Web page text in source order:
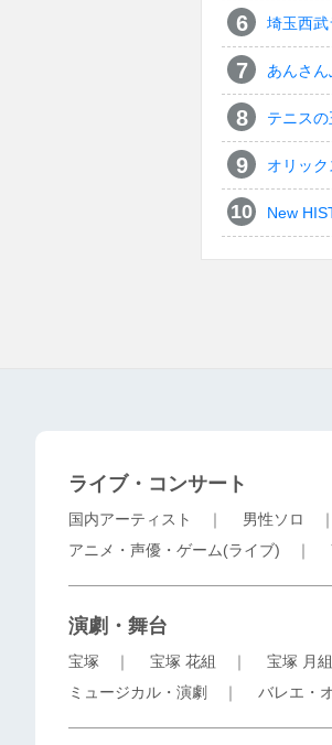
埼玉西武
あんさ
テニス
オリッ
New
ライブ・コンサート
国内アーティスト ｜ 男性ソロ
アニメ・声優・ゲーム(ライブ) ｜
演劇・舞台
宝塚 ｜ 宝塚 花組 ｜ 宝塚 月組
ミュージカル・演劇
｜ バレエ・